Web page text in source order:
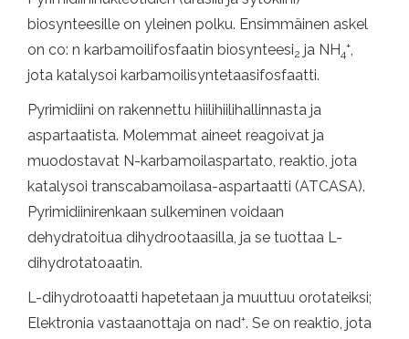
biosynteesille on yleinen polku. Ensimmäinen askel
on co: n karbamoilifosfaatin biosynteesi2 ja NH4
+,
jota katalysoi karbamoilisyntetaasifosfaatti.
Pyrimidiini on rakennettu hiilihiilihallinnasta ja
aspartaatista. Molemmat aineet reagoivat ja
muodostavat N-karbamoilaspartato, reaktio, jota
katalysoi transcabamoilasa-aspartaatti (ATCASA).
Pyrimidiinirenkaan sulkeminen voidaan
dehydratoitua dihydrootaasilla, ja se tuottaa L-
dihydrotatoaatin.
L-dihydrotoaatti hapetetaan ja muuttuu orotateiksi;
Elektronia vastaanottaja on nad+. Se on reaktio, jota